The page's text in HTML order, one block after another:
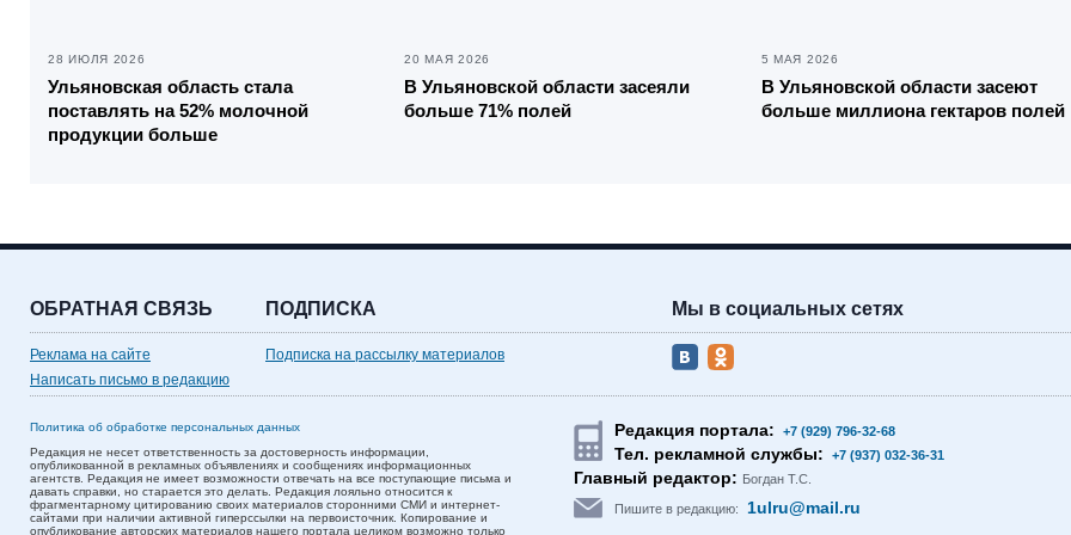
28 ИЮЛЯ 2026
Ульяновская область стала
поставлять на 52% молочной
продукции больше
20 МАЯ 2026
В Ульяновской области засеяли
больше 71% полей
5 МАЯ 2026
В Ульяновской области засеют
больше миллиона гектаров полей
ОБРАТНАЯ СВЯЗЬ
Реклама на сайте
Написать письмо в редакцию
ПОДПИСКА
Подписка на рассылку материалов
Мы в социальных сетях
Политика об обработке персональных данных
Редакция не несет ответственность за достоверность информации,
опубликованной в рекламных объявлениях и сообщениях информационных
агентств. Редакция не имеет возможности отвечать на все поступающие письма и
давать справки, но старается это делать. Редакция лояльно относится к
фрагментарному цитированию своих материалов сторонними СМИ и интернет-
сайтами при наличии активной гиперссылки на первоисточник. Копирование и
опубликование авторских материалов нашего портала целиком возможно только
Редакция портала: +7 (929) 796-32-68
Тел. рекламной службы: +7 (937) 032-36-31
Главный редактор: Богдан Т.С.
Пишите в редакцию: 1ulru@mail.ru